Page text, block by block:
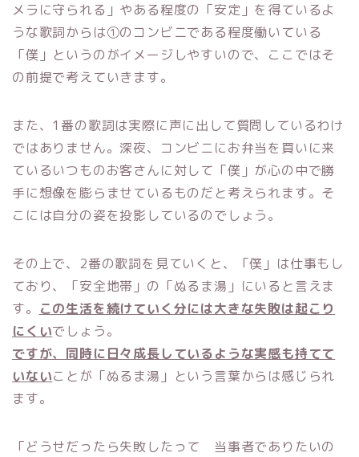
メラに守られる」やある程度の「安定」を得ているよ
うな歌詞からは①のコンビニである程度働いている
「僕」というのがイメージしやすいので、ここではそ
の前提で考えていきます。
また、1番の歌詞は実際に声に出して質問しているわけ
ではありません。深夜、コンビニにお弁当を買いに来
ているいつものお客さんに対して「僕」が心の中で勝
手に想像を膨らませているものだと考えられます。そ
こには自分の姿を投影しているのでしょう。
その上で、2番の歌詞を見ていくと、「僕」は仕事もし
ており、「安全地帯」の「ぬるま湯」にいると言えま
す。 この生活を続けていく分には大きな失敗は起こり
にくいでしょう。
ですが、同時に日々成長しているような実感も持てて
いないことが「ぬるま湯」という言葉からは感じられ
ます。
「どうせだったら失敗したって 当事者でありたいの